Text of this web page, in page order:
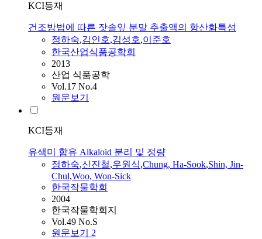
KCI등재
건조방법에 따른 잣솔잎 분말 추출액의 항산화특성
정하숙,김인호,김성호,이준호
한국산업식품공학회
2013
산업 식품공학
Vol.17 No.4
원문보기
KCI등재
유색미 함유 Alkaloid 분리 및 정량
정하숙,신진철,우원식,Chung, Ha-Sook,Shin, Jin-
Chul,Woo, Won-Sick
한국작물학회
2004
한국작물학회지
Vol.49 No.S
원문보기 2